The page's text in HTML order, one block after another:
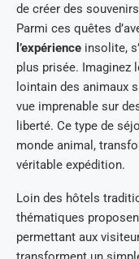
de créer des
Parmi ces quêtes
l’expérience insolite,
plus prisée. Imaginez
lointain des animaux
vue imprenable sur
liberté. Ce type de
monde animal,
véritable expédition.
Loin des hôtels
thématiques
permettant aux